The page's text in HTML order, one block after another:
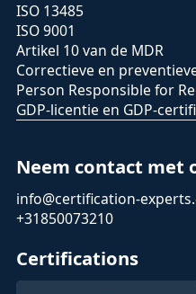
ISO 13485
ISO 9001
Artikel 10 van de MDR
Correctieve en
Person Responsible for
GDP-licentie en GDP-
Neem contact met
info@certification-
+31850073210
Certifications